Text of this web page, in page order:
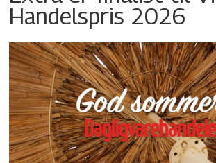
Handelspris 2026